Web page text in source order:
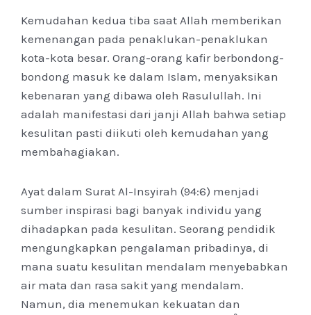
Kemudahan kedua tiba saat Allah memberikan
kemenangan pada penaklukan-penaklukan
kota-kota besar. Orang-orang kafir berbondong-
bondong masuk ke dalam Islam, menyaksikan
kebenaran yang dibawa oleh Rasulullah. Ini
adalah manifestasi dari janji Allah bahwa setiap
kesulitan pasti diikuti oleh kemudahan yang
membahagiakan.
Ayat dalam Surat Al-Insyirah (94:6) menjadi
sumber inspirasi bagi banyak individu yang
dihadapkan pada kesulitan. Seorang pendidik
mengungkapkan pengalaman pribadinya, di
mana suatu kesulitan mendalam menyebabkan
air mata dan rasa sakit yang mendalam.
Namun, dia menemukan kekuatan dan